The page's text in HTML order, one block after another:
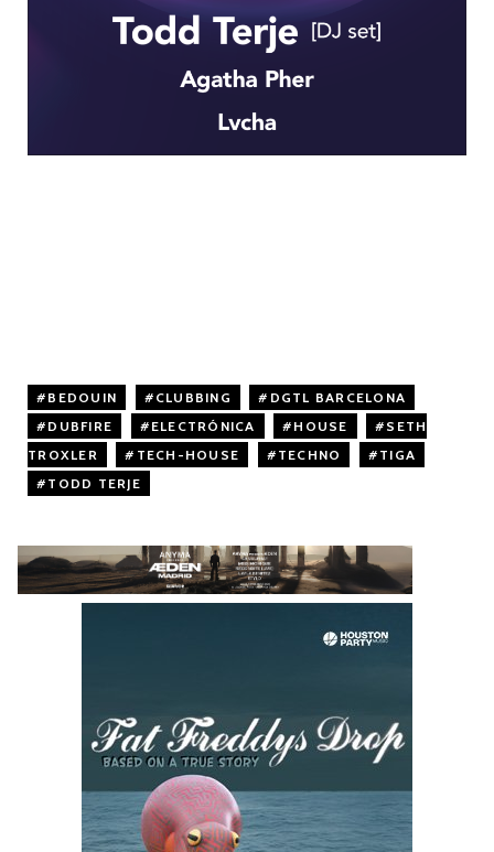
BEDOUIN CLUBBING DGTL BARCELONA
DUBFIRE
ELECTRÓNICA HOUSE
SETH
TROXLER
TECH-HOUSE TECHNO TIGA
TODD TERJE